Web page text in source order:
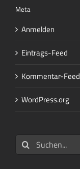
Meta
Anmelden
Eintrags-Feed
Kommentar-Feed
WordPress.org
Suche
nach: